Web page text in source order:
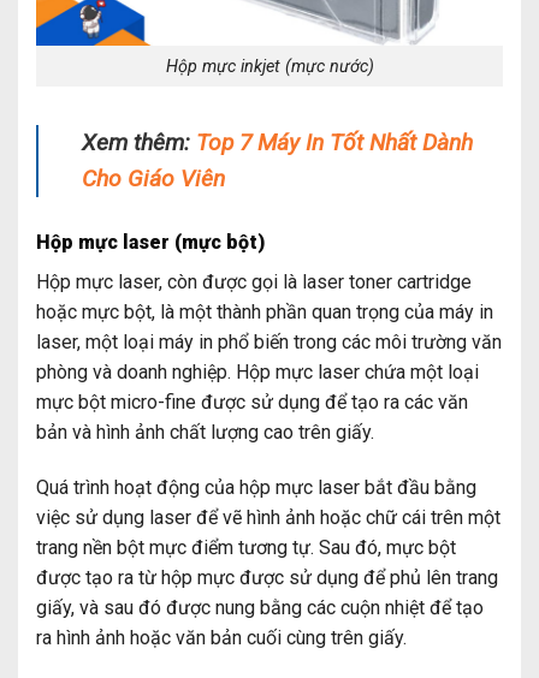
Hộp mực inkjet (mực nước)
Xem thêm: Top 7 Máy In Tốt Nhất Dành
Cho Giáo Viên
Hộp mực laser (mực bột)
Hộp mực laser, còn được gọi là laser toner cartridge
hoặc mực bột, là một thành phần quan trọng của máy in
laser, một loại máy in phổ biến trong các môi trường văn
phòng và doanh nghiệp. Hộp mực laser chứa một loại
mực bột micro-fine được sử dụng để tạo ra các văn
bản và hình ảnh chất lượng cao trên giấy.
Quá trình hoạt động của hộp mực laser bắt đầu bằng
việc sử dụng laser để vẽ hình ảnh hoặc chữ cái trên một
trang nền bột mực điểm tương tự. Sau đó, mực bột
được tạo ra từ hộp mực được sử dụng để phủ lên trang
giấy, và sau đó được nung bằng các cuộn nhiệt để tạo
ra hình ảnh hoặc văn bản cuối cùng trên giấy.